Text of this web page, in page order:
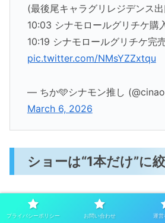
(最後尾キャラグリレジデンス
10:03 シナモロールグリチケ購
10:19 シナモロールグリチケ完
pic.twitter.com/NMsYZZxtqu
— ちか🩵シナモン推し
March 6, 2026
ショーは“1本だけ”に
メインパレードは約25分、歌舞伎
プライバシーポリシー お問い合わせ 運営